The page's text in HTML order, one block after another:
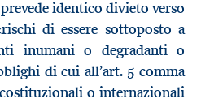
identico divieto verso
di essere sottoposto a
inumani o degradanti o
di cui all’art. 5 comma
o internazionali